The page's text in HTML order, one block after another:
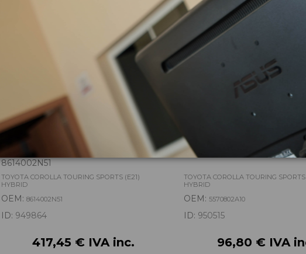
PANTALLA MULTIFUNCION
8614002N51
TOYOTA COROLLA TOURING SPORTS (E21)
HYBRID
OEM: 8614002N51
ID: 949864
417,45 € IVA inc.
TORPEDO 5570802A10
TOYOTA COROLLA TOURING SPORTS
HYBRID
OEM: 5570802A10
ID: 950515
96,80 € IVA